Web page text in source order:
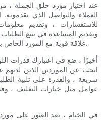
عند اختيار مورد حلق الجملة ،
العملاء والتواصل الذي
للاستفسارات ، وتقديم
وتقديم المساعدة في تتبع الطلبات
علاقة قوية مع المورد الخاص بك وضمان عملية طلب سلسة وفعالة.
أخيرًا ، ضع في اعتبارك قدرات
ابحث عن الموردين الذين
سريعة ، والقدرة على تلبية
عوامل مثل خيارات التغليف ،
في الختام ، يعد العثور على